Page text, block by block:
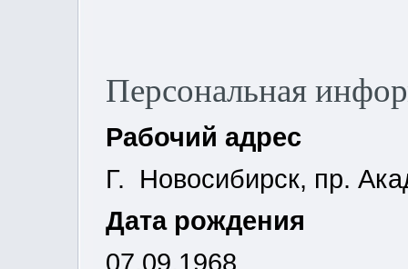
Персональная
Рабочий адрес
Г. Новосибирск, пр.
Дата рождения
07.09.1968